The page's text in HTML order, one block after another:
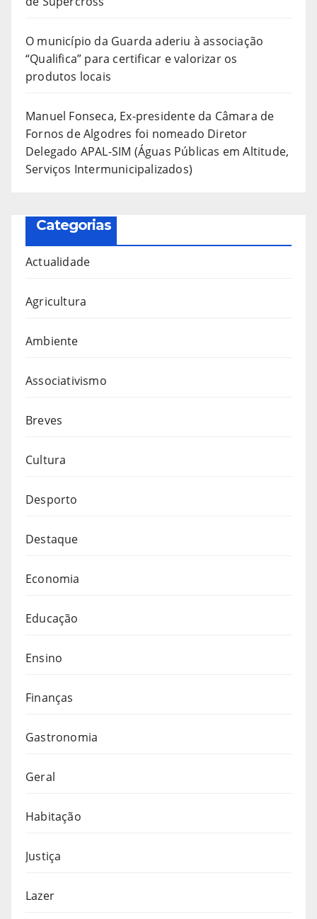
O município da Guarda aderiu à associação
“Qualifica” para certificar e valorizar os
produtos locais
Manuel Fonseca, Ex-presidente da Câmara de
Fornos de Algodres foi nomeado Diretor
Delegado APAL-SIM (Águas Públicas em Altitude,
Serviços Intermunicipalizados)
Categorias
Actualidade
Agricultura
Ambiente
Associativismo
Breves
Cultura
Desporto
Destaque
Economia
Educação
Ensino
Finanças
Gastronomia
Geral
Habitação
Justiça
Lazer